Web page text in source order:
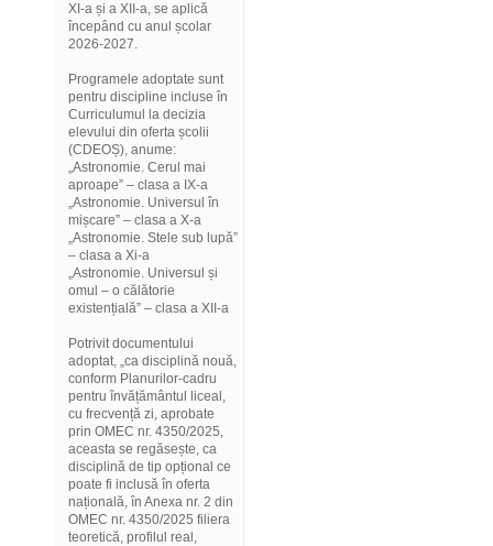
XI-a și a XII-a, se aplică
începând cu anul școlar
2026-2027.
Programele adoptate sunt
pentru discipline incluse în
Curriculumul la decizia
elevului din oferta școlii
(CDEOȘ), anume:
„Astronomie. Cerul mai
aproape” – clasa a IX-a
„Astronomie. Universul în
mișcare” – clasa a X-a
„Astronomie. Stele sub lupă”
– clasa a Xi-a
„Astronomie. Universul și
omul – o călătorie
existențială” – clasa a XII-a
Potrivit documentului
adoptat, „ca disciplină nouă,
conform Planurilor-cadru
pentru învățământul liceal,
cu frecvență zi, aprobate
prin OMEC nr. 4350/2025,
aceasta se regăsește, ca
disciplină de tip opțional ce
poate fi inclusă în oferta
națională, în Anexa nr. 2 din
OMEC nr. 4350/2025 filiera
teoretică, profilul real,